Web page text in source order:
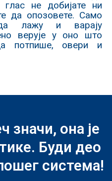
глас не добијате ни
да опозовете. Само
лажу и варају
верује у оно што
потпише, овери и
значи, она је
Буди део
система!